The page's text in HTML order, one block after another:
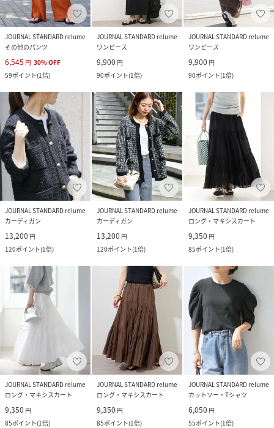
JOURNAL STANDARD relume
その他のパンツ
6,545 円 30%OFF
59ポイント(1倍)
JOURNAL STANDARD relume
ワンピース
9,900 円
90ポイント(1倍)
JOURNAL STANDARD relume
ワンピース
9,900 円
90ポイント(1倍)
JOURNAL STANDARD relume
カーディガン
13,200 円
120ポイント(1倍)
JOURNAL STANDARD relume
カーディガン
13,200 円
120ポイント(1倍)
JOURNAL STANDARD relume
ロング・マキシスカート
9,350 円
85ポイント(1倍)
JOURNAL STANDARD relume
ロング・マキシスカート
9,350 円
85ポイント(1倍)
JOURNAL STANDARD relume
ロング・マキシスカート
9,350 円
85ポイント(1倍)
JOURNAL STANDARD relume
カットソー・Tシャツ
6,050 円
55ポイント(1倍)